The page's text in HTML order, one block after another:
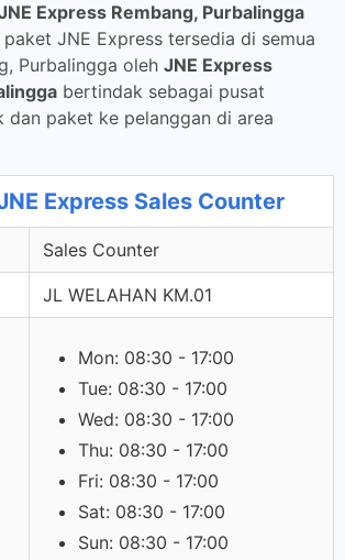
Express Rembang, Purbalingga
JNE Express tersedia di semua
Purbalingga oleh JNE Express
bertindak sebagai pusat
dan paket ke pelanggan di area
Express Sales Counter
Sales Counter
JL WELAHAN KM.01
Mon: 08:30 - 17:00
Tue: 08:30 - 17:00
Wed: 08:30 - 17:00
Thu: 08:30 - 17:00
Fri: 08:30 - 17:00
Sat: 08:30 - 17:00
Sun: 08:30 - 17:00